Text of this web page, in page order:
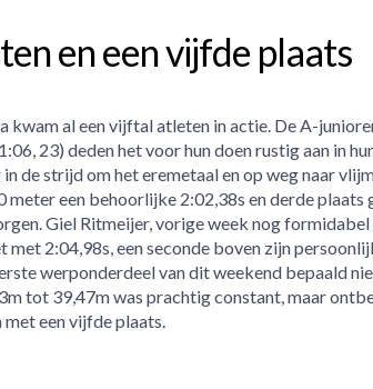
en een vijfde plaats
kwam al een vijftal atleten in actie. De A-
23) deden het voor hun doen rustig aan in
de strijd om het eremetaal en op weg naar
een behoorlijke 2:02,38s en derde plaats
Giel Ritmeijer, vorige week nog
2:04,98s, een seconde boven zijn
werponderdeel van dit weekend bepaald
tot 39,47m was prachtig constant, maar
met een vijfde plaats.